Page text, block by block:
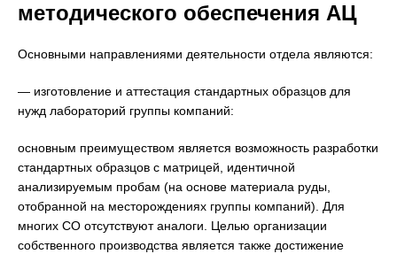
методического обеспечения АЦ
Основными направлениями деятельности отдела являются:
— изготовление и аттестация стандартных образцов для
нужд лабораторий группы компаний:
основным преимуществом является возможность разработки
стандартных образцов с матрицей, идентичной
анализируемым пробам (на основе материала руды,
отобранной на месторождениях группы компаний). Для
многих СО отсутствуют аналоги. Целью организации
собственного производства является также достижение